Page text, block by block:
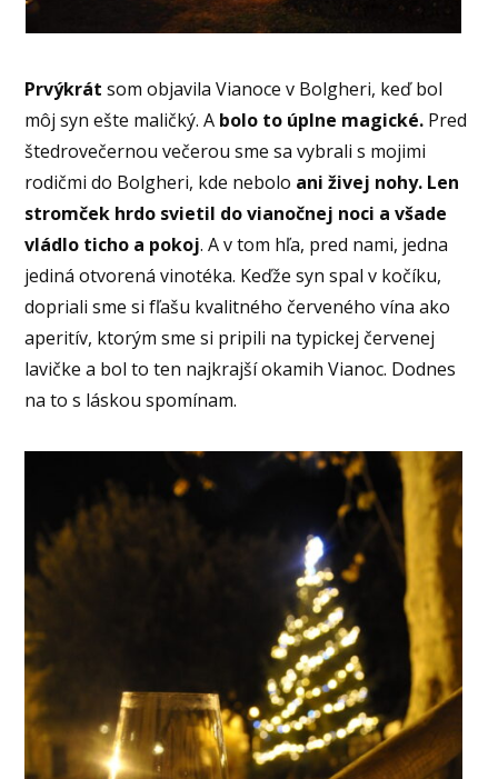
Prvýkrátsom objavila Vianoce v Bolgheri, keď bol
môj syn ešte maličký. A bolo to úplne magické. Pred
štedrovečernou večerou sme sa vybrali s mojimi
rodičmi do Bolgheri, kde nebolo ani živej nohy. Len
stromček hrdo svietil do vianočnej noci a všade
vládlo ticho a pokoj. A v tom hľa, pred nami, jedna
jediná otvorená vinotéka. Keďže syn spal v kočíku,
dopriali sme si fľašu kvalitného červeného vína ako
aperitív, ktorým sme si pripili na typickej červenej
lavičke a bol to ten najkrajší okamih Vianoc. Dodnes
na to s láskou spomínam.